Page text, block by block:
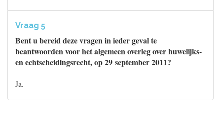
Vraag 5
Bent u bereid deze vragen in ieder geval te
beantwoorden voor het algemeen overleg over huwelijks-
en echtscheidingsrecht, op 29 september 2011?
Ja.